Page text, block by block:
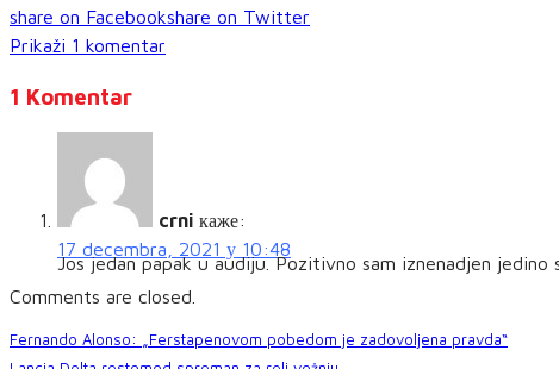
share on Facebookshare on Twitter
Prikaži 1 komentar
1 Komentar
crni каже:
17 decembra, 2021 у 10:48
Jos jedan papak u audiju. Pozitivno sam iznenadjen
Comments are closed.
Fernando Alonso: „Ferstapenovom pobedom je zadovoljena pravda“